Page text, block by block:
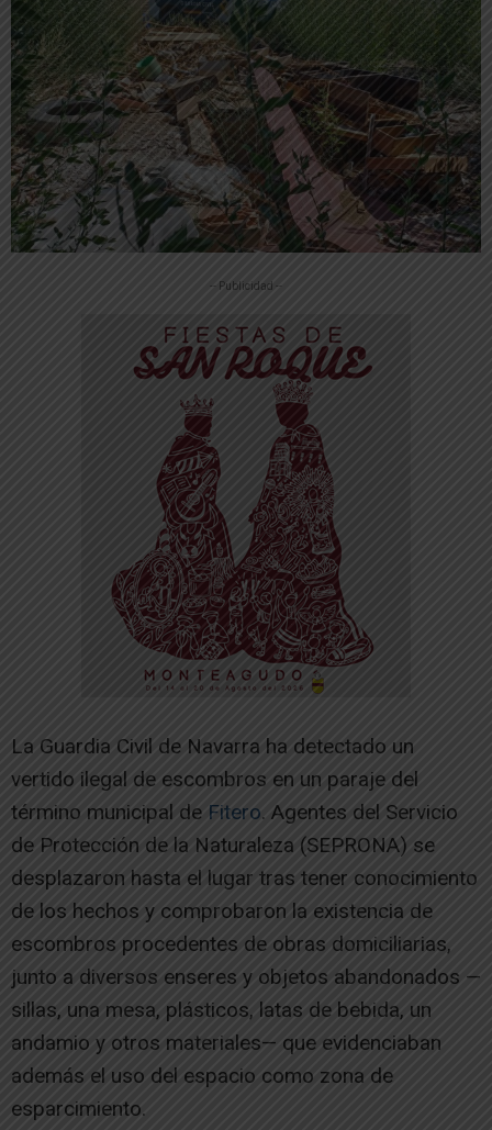
-- Publicidad --
La Guardia Civil de Navarra ha detectado un
vertido ilegal de escombros en un paraje del
término municipal de Fitero. Agentes del Servicio
de Protección de la Naturaleza (SEPRONA) se
desplazaron hasta el lugar tras tener conocimiento
de los hechos y comprobaron la existencia de
escombros procedentes de obras domiciliarias,
junto a diversos enseres y objetos abandonados —
sillas, una mesa, plásticos, latas de bebida, un
andamio y otros materiales— que evidenciaban
además el uso del espacio como zona de
esparcimiento.